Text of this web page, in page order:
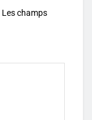
Les champs